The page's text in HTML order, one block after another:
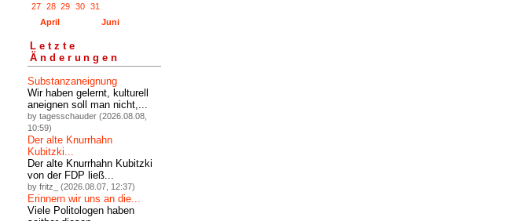
27
28 29 30 31
April
Juni
Letzte
Änderungen
Substanzaneignung
Wir haben gelernt, kulturell
aneignen soll man nicht,...
by tagesschauder (2026.08.08,
10:59)
Der alte Knurrhahn
Kubitzki...
Der alte Knurrhahn Kubitzki
von der FDP ließ...
by fritz_ (2026.08.07, 12:37)
Erinnern wir uns an die...
Viele Politologen haben